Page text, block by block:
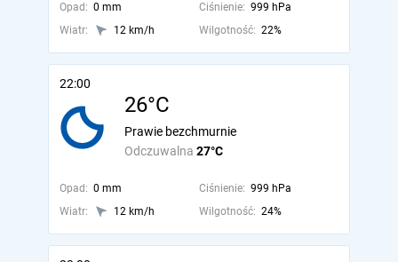
Opad: 0 mm Ciśnienie: 999 hPa
Wiatr:
12 km/h Wilgotność: 22%
22:00
26°C
Odczuwalna 27°C
Prawie bezchmurnie
Opad: 0 mm Ciśnienie: 999 hPa
Wiatr:
12 km/h Wilgotność: 24%